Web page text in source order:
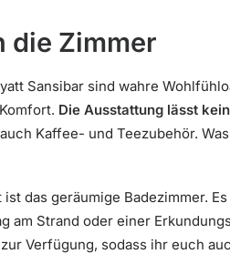
die Zimmer
Sansibar sind wahre
Die Ausstattung lässt
Kaffee- und Teezubehör.
das geräumige Badezimmer.
am Strand oder einer
Verfügung, sodass ihr euch